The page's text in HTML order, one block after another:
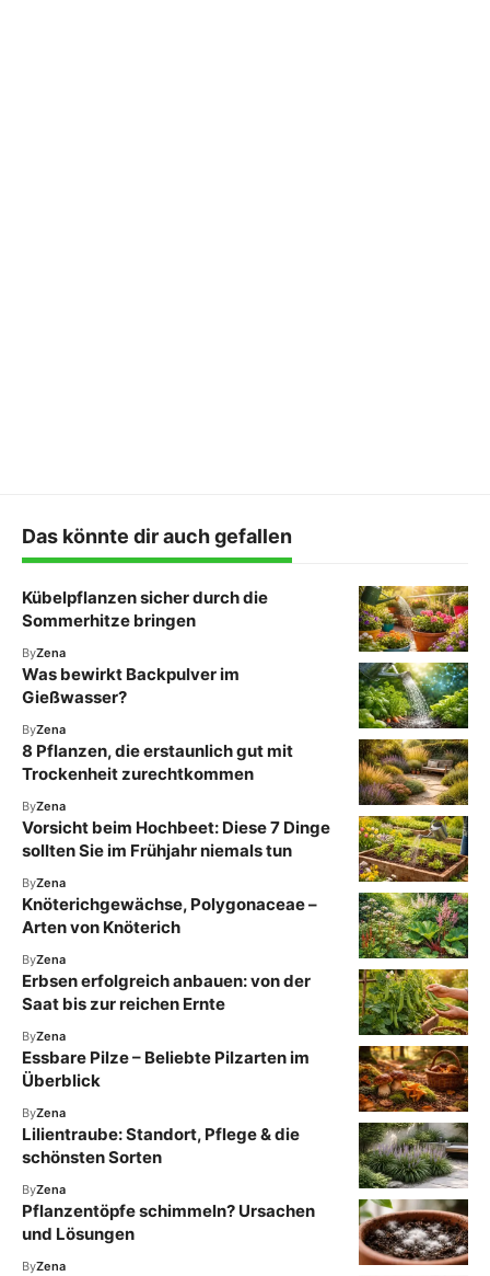
Das könnte dir auch gefallen
Kübelpflanzen sicher durch die
Sommerhitze bringen
ByZena
Was bewirkt Backpulver im
Gießwasser?
ByZena
8 Pflanzen, die erstaunlich gut mit
Trockenheit zurechtkommen
ByZena
Vorsicht beim Hochbeet: Diese 7 Dinge
sollten Sie im Frühjahr niemals tun
ByZena
Knöterichgewächse, Polygonaceae –
Arten von Knöterich
ByZena
Erbsen erfolgreich anbauen: von der
Saat bis zur reichen Ernte
ByZena
Essbare Pilze – Beliebte Pilzarten im
Überblick
ByZena
Lilientraube: Standort, Pflege & die
schönsten Sorten
ByZena
Pflanzentöpfe schimmeln? Ursachen
und Lösungen
ByZena